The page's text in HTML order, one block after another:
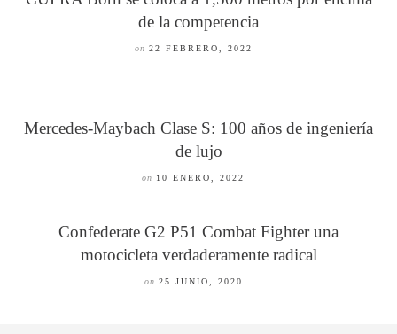
de la competencia
on 22 FEBRERO, 2022
Mercedes-Maybach Clase S: 100 años de ingeniería
de lujo
on 10 ENERO, 2022
Confederate G2 P51 Combat Fighter una
motocicleta verdaderamente radical
on 25 JUNIO, 2020